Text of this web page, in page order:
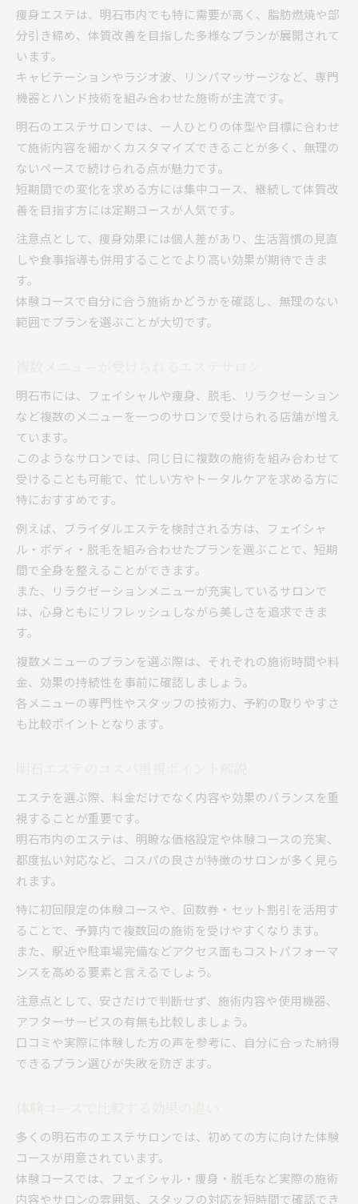
痩身エステは、明石市内でも特に需要が高く、脂肪燃焼や部
分引き締め、体質改善を目指した多様なプランが展開されて
います。
キャビテーションやラジオ波、リンパマッサージなど、専門
機器とハンド技術を組み合わせた施術が主流です。
明石のエステサロンでは、一人ひとりの体型や目標に合わせ
て施術内容を細かくカスタマイズできることが多く、無理の
ないペースで続けられる点が魅力です。
短期間での変化を求める方には集中コース、継続して体質改
善を目指す方には定期コースが人気です。
注意点として、痩身効果には個人差があり、生活習慣の見直
しや食事指導も併用することでより高い効果が期待できま
す。
体験コースで自分に合う施術かどうかを確認し、無理のない
範囲でプランを選ぶことが大切です。
明石市には、フェイシャルや痩身、脱毛、リラクゼーション
など複数のメニューを一つのサロンで受けられる店舗が増え
ています。
このようなサロンでは、同じ日に複数の施術を組み合わせて
受けることも可能で、忙しい方やトータルケアを求める方に
特におすすめです。
例えば、ブライダルエステを検討される方は、フェイシャ
ル・ボディ・脱毛を組み合わせたプランを選ぶことで、短期
間で全身を整えることができます。
また、リラクゼーションメニューが充実しているサロンで
は、心身ともにリフレッシュしながら美しさを追求できま
す。
複数メニューのプランを選ぶ際は、それぞれの施術時間や料
金、効果の持続性を事前に確認しましょう。
各メニューの専門性やスタッフの技術力、予約の取りやすさ
も比較ポイントとなります。
エステを選ぶ際、料金だけでなく内容や効果のバランスを重
視することが重要です。
明石市内のエステは、明瞭な価格設定や体験コースの充実、
都度払い対応など、コスパの良さが特徴のサロンが多く見ら
れます。
特に初回限定の体験コースや、回数券・セット割引を活用す
ることで、予算内で複数回の施術を受けやすくなります。
また、駅近や駐車場完備などアクセス面もコストパフォーマ
ンスを高める要素と言えるでしょう。
注意点として、安さだけで判断せず、施術内容や使用機器、
アフターサービスの有無も比較しましょう。
口コミや実際に体験した方の声を参考に、自分に合った納得
できるプラン選びが失敗を防ぎます。
多くの明石市のエステサロンでは、初めての方に向けた体験
コースが用意されています。
体験コースでは、フェイシャル・痩身・脱毛など実際の施術
内容やサロンの雰囲気、スタッフの対応を短時間で確認でき